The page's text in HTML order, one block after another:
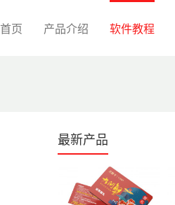
首页 产品介绍 软件教程
最新产品